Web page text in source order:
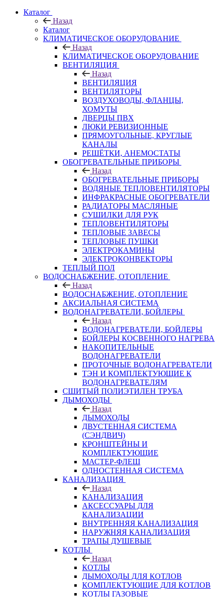
Каталог
Назад
Каталог
КЛИМАТИЧЕСКОЕ ОБОРУДОВАНИЕ
Назад
КЛИМАТИЧЕСКОЕ ОБОРУДОВАНИЕ
ВЕНТИЛЯЦИЯ
Назад
ВЕНТИЛЯЦИЯ
ВЕНТИЛЯТОРЫ
ВОЗДУХОВОДЫ, ФЛАНЦЫ,
ХОМУТЫ
ДВЕРЦЫ ПВХ
ЛЮКИ РЕВИЗИОННЫЕ
ПРЯМОУГОЛЬНЫЕ, КРУГЛЫЕ
КАНАЛЫ
РЕШЁТКИ, АНЕМОСТАТЫ
ОБОГРЕВАТЕЛЬНЫЕ ПРИБОРЫ
Назад
ОБОГРЕВАТЕЛЬНЫЕ ПРИБОРЫ
ВОДЯНЫЕ ТЕПЛОВЕНТИЛЯТОРЫ
ИНФРАКРАСНЫЕ ОБОГРЕВАТЕЛИ
РАДИАТОРЫ МАСЛЯНЫЕ
СУШИЛКИ ДЛЯ РУК
ТЕПЛОВЕНТИЛЯТОРЫ
ТЕПЛОВЫЕ ЗАВЕСЫ
ТЕПЛОВЫЕ ПУШКИ
ЭЛЕКТРОКАМИНЫ
ЭЛЕКТРОКОНВЕКТОРЫ
ТЕПЛЫЙ ПОЛ
ВОДОСНАБЖЕНИЕ, ОТОПЛЕНИЕ
Назад
ВОДОСНАБЖЕНИЕ, ОТОПЛЕНИЕ
АКСИАЛЬНАЯ СИСТЕМА
ВОДОНАГРЕВАТЕЛИ, БОЙЛЕРЫ
Назад
ВОДОНАГРЕВАТЕЛИ, БОЙЛЕРЫ
БОЙЛЕРЫ КОСВЕННОГО НАГРЕВА
НАКОПИТЕЛЬНЫЕ
ВОДОНАГРЕВАТЕЛИ
ПРОТОЧНЫЕ ВОДОНАГРЕВАТЕЛИ
ТЭН И КОМПЛЕКТУЮЩИЕ К
ВОДОНАГРЕВАТЕЛЯМ
СШИТЫЙ ПОЛИЭТИЛЕН ТРУБА
ДЫМОХОДЫ
Назад
ДЫМОХОДЫ
ДВУСТЕННАЯ СИСТЕМА
(СЭНДВИЧ)
КРОНШТЕЙНЫ И
КОМПЛЕКТУЮЩИЕ
МАСТЕР-ФЛЕШ
ОДНОСТЕННАЯ СИСТЕМА
КАНАЛИЗАЦИЯ
Назад
КАНАЛИЗАЦИЯ
АКСЕССУАРЫ ДЛЯ
КАНАЛИЗАЦИИ
ВНУТРЕННЯЯ КАНАЛИЗАЦИЯ
НАРУЖНЯЯ КАНАЛИЗАЦИЯ
ТРАПЫ ДУШЕВЫЕ
КОТЛЫ
Назад
КОТЛЫ
ДЫМОХОДЫ ДЛЯ КОТЛОВ
КОМПЛЕКТУЮЩИЕ ДЛЯ КОТЛОВ
КОТЛЫ ГАЗОВЫЕ